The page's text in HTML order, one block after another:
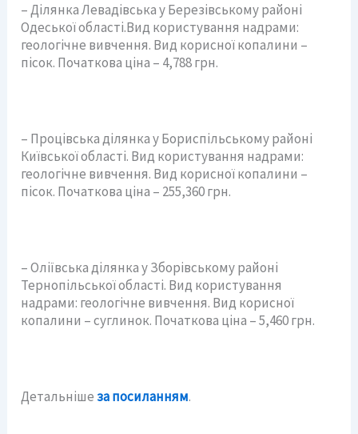
– Ділянка Левадівська у Березівському районі
Одеської області.Вид користування надрами:
геологічне вивчення. Вид корисної копалини –
пісок. Початкова ціна – 4,788 грн.
– Процівська ділянка у Бориспільському районі
Київської області. Вид користування надрами:
геологічне вивчення. Вид корисної копалини –
пісок. Початкова ціна – 255,360 грн.
– Оліївська ділянка у Зборівському районі
Тернопільської області. Вид користування
надрами: геологічне вивчення. Вид корисної
копалини – суглинок. Початкова ціна – 5,460 грн.
Детальніше за посиланням.